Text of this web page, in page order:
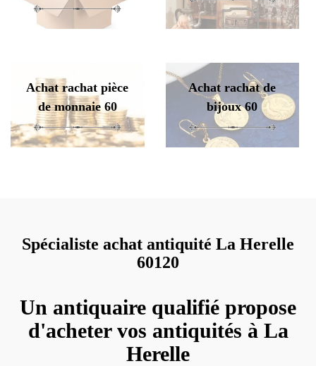
Achat rachat pièce
de monnaie 60
Achat rachat de
bijoux 60
Spécialiste achat antiquité La Herelle
60120
Un antiquaire qualifié propose
d'acheter vos antiquités à La
Herelle